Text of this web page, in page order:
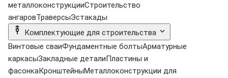
металлоконструкцииСтроительство
ангаровТраверсыЭстакады
Комплектующие для строительства
Винтовые сваиФундаментные болтыАрматурные
каркасыЗакладные деталиПластины и
фасонкаКронштейныМеталлоконструкции для